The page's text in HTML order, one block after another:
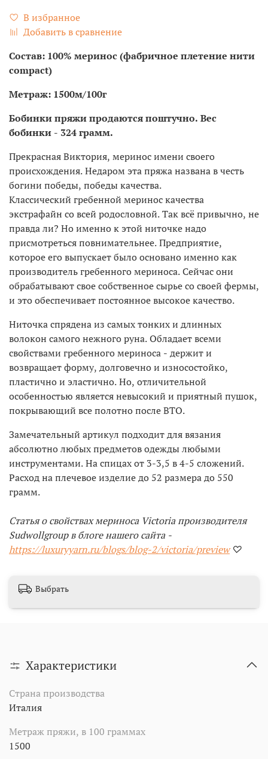
В избранное
Добавить в сравнение
Состав: 100% меринос (фабричное плетение нити
compact)
Метраж: 1500м/100г
Бобинки пряжи продаются поштучно. Вес
бобинки - 324 грамм.
Прекрасная Виктория, меринос имени своего
происхождения. Недаром эта пряжа названа в честь
богини победы, победы качества.
Классический гребенной меринос качества
экстрафайн со всей родословной. Так всё привычно, не
правда ли? Но именно к этой ниточке надо
присмотреться повнимательнее. Предприятие,
которое его выпускает было основано именно как
производитель гребенного мериноса. Сейчас они
обрабатывают свое собственное сырье со своей фермы,
и это обеспечивает постоянное высокое качество.
Ниточка спрядена из самых тонких и длинных
волокон самого нежного руна. Обладает всеми
свойствами гребенного мериноса - держит и
возвращает форму, долговечно и износостойко,
пластично и эластично. Но, отличительной
особенностью является невысокий и приятный пушок,
покрывающий все полотно после ВТО.
Замечательный артикул подходит для вязания
абсолютно любых предметов одежды любыми
инструментами. На спицах от 3-3,5 в 4-5 сложений.
Расход на плечевое изделие до 52 размера до 550
грамм.
Статья о свойствах мериноса Victoria производителя
Sudwollgroup в блоге нашего сайта -
https://luxuryyarn.ru/blogs/blog-2/victoria/preview♡
Выбрать
Характеристики
Страна производства
Италия
Метраж пряжи, в 100 граммах
1500